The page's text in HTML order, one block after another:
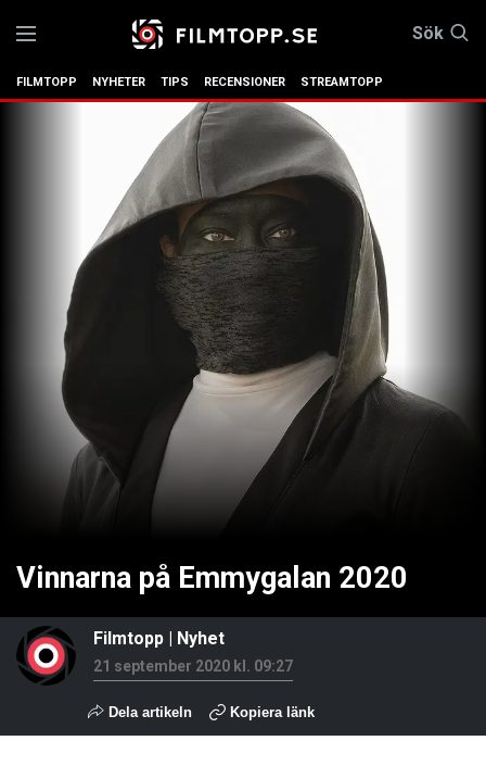
Sök
FILMTOPP NYHETER TIPS RECENSIONER STREAMTOPP
Vinnarna på Emmygalan 2020
Filmtopp | Nyhet
21 september 2020 kl. 09:27
Dela artikeln Kopiera länk